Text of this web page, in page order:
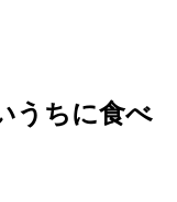
うちに食べ